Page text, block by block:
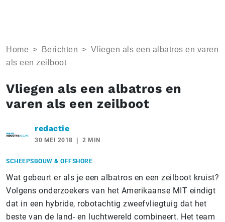
Home > Berichten > Vliegen als een albatros en varen
als een zeilboot
Vliegen als een albatros en
varen als een zeilboot
redactie
30 MEI 2018 2 MIN
SCHEEPSBOUW & OFFSHORE
Wat gebeurt er als je een albatros en een zeilboot kruist?
Volgens onderzoekers van het Amerikaanse MIT eindigt
dat in een hybride, robotachtig zweefvliegtuig dat het
beste van de land- en luchtwereld combineert. Het team